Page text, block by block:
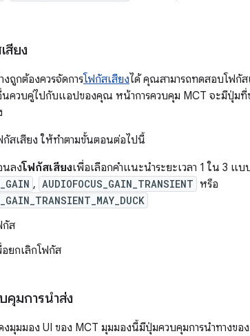
สียง
ถูกต้องควรจัดการโฟกัสเสียงได้ คุณสามารถทดสอบโฟกัส
นควบคู่ไปกับแอปของคุณ หน้าการควบคุม MCT จะมีปุ่มที่
สเสียง ให้ทำตามขั้นตอนต่อไปนี้
นลงโฟกัสเสียงเพื่อเลือกคำแนะนำระยะเวลา 1 ใน 3 แบ
, AUDIOFOCUS_GAIN_TRANSIENT หรือ
กัส
ยกเลิกโฟกัส
คุมการนำส่ง
มุมมอง UI ของ MCT มุมมองนี้มีปุ่มควบคุมการนําทางของ